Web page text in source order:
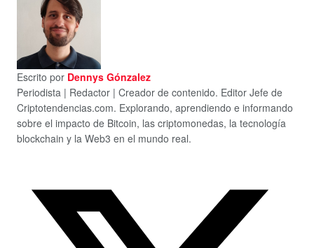
Escrito por Dennys Gónzalez
Periodista | Redactor | Creador de contenido. Editor Jefe de
Criptotendencias.com. Explorando, aprendiendo e informando
sobre el impacto de Bitcoin, las criptomonedas, la tecnología
blockchain y la Web3 en el mundo real.